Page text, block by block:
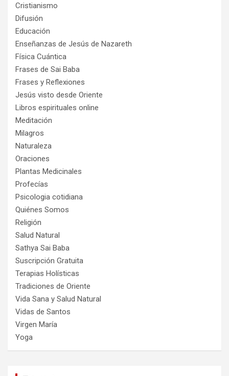
Cristianismo
Difusión
Educación
Enseñanzas de Jesús de Nazareth
Física Cuántica
Frases de Sai Baba
Frases y Reflexiones
Jesús visto desde Oriente
Libros espirituales online
Meditación
Milagros
Naturaleza
Oraciones
Plantas Medicinales
Profecías
Psicologia cotidiana
Quiénes Somos
Religión
Salud Natural
Sathya Sai Baba
Suscripción Gratuita
Terapias Holísticas
Tradiciones de Oriente
Vida Sana y Salud Natural
Vidas de Santos
Virgen María
Yoga